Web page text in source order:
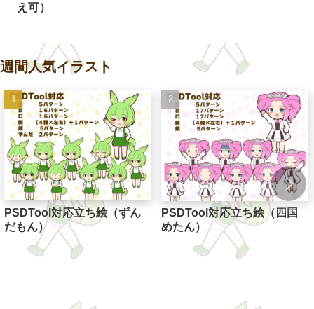
え可）
週間人気イラスト
PSDTool対応立ち絵（ずん
だもん）
PSDTool対応立ち絵（四国
めたん）